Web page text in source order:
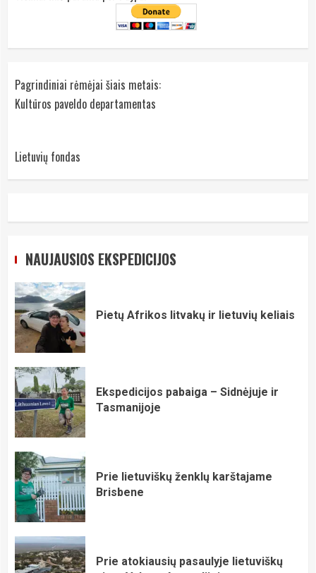
Pagrindiniai rėmėjai šiais metais:
Kultūros paveldo departamentas
Lietuvių fondas
NAUJAUSIOS EKSPEDICIJOS
Pietų Afrikos litvakų ir lietuvių keliais
Ekspedicijos pabaiga – Sidnėjuje ir
Tasmanijoje
Prie lietuviškų ženklų karštajame
Brisbene
Prie atokiausių pasaulyje lietuviškų